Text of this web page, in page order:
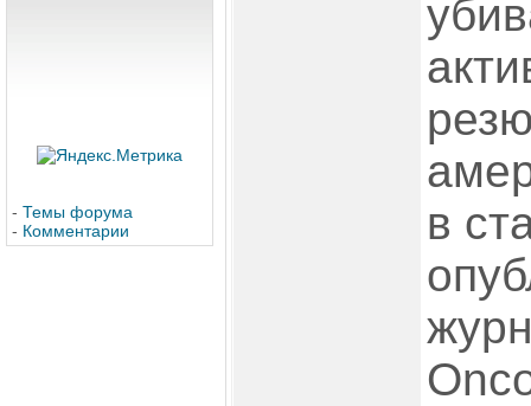
- Темы форума
- Комментарии
в